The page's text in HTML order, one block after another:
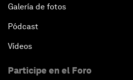
Galería de fotos
Pódcast
Vídeos
Participe en el Foro